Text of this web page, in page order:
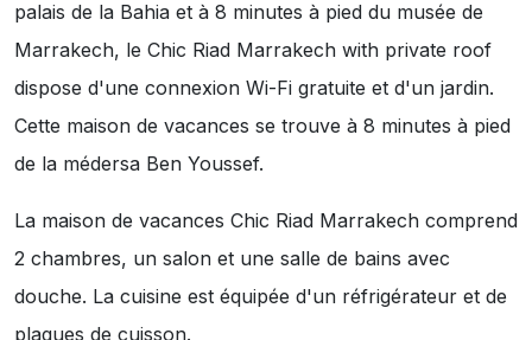
palais de la Bahia et à 8 minutes à pied du musée de
Marrakech, le Chic Riad Marrakech with private roof
dispose d'une connexion Wi-Fi gratuite et d'un jardin.
Cette maison de vacances se trouve à 8 minutes à pied
de la médersa Ben Youssef.
La maison de vacances Chic Riad Marrakech comprend
2 chambres, un salon et une salle de bains avec
douche. La cuisine est équipée d'un réfrigérateur et de
plaques de cuisson.